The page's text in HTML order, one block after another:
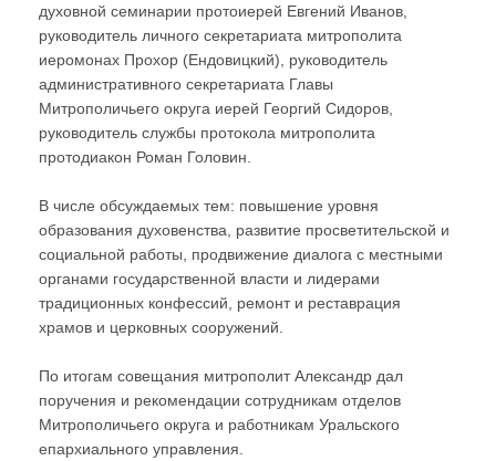
духовной семинарии протоиерей Евгений Иванов,
руководитель личного секретариата митрополита
иеромонах Прохор (Ендовицкий), руководитель
административного секретариата Главы
Митрополичьего округа иерей Георгий Сидоров,
руководитель службы протокола митрополита
протодиакон Роман Головин.
В числе обсуждаемых тем: повышение уровня
образования духовенства, развитие просветительской и
социальной работы, продвижение диалога с местными
органами государственной власти и лидерами
традиционных конфессий, ремонт и реставрация
храмов и церковных сооружений.
По итогам совещания митрополит Александр дал
поручения и рекомендации сотрудникам отделов
Митрополичьего округа и работникам Уральского
епархиального управления.